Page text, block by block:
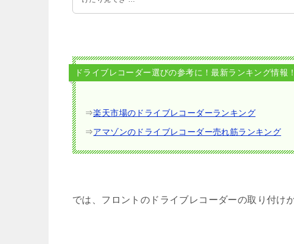
ドライブレコーダー選びの参考に！最新ランキング情報
⇒楽天市場のドライブレコーダーランキング
⇒アマゾンのドライブレコーダー売れ筋ランキング
では、フロントのドライブレコーダーの取り付け